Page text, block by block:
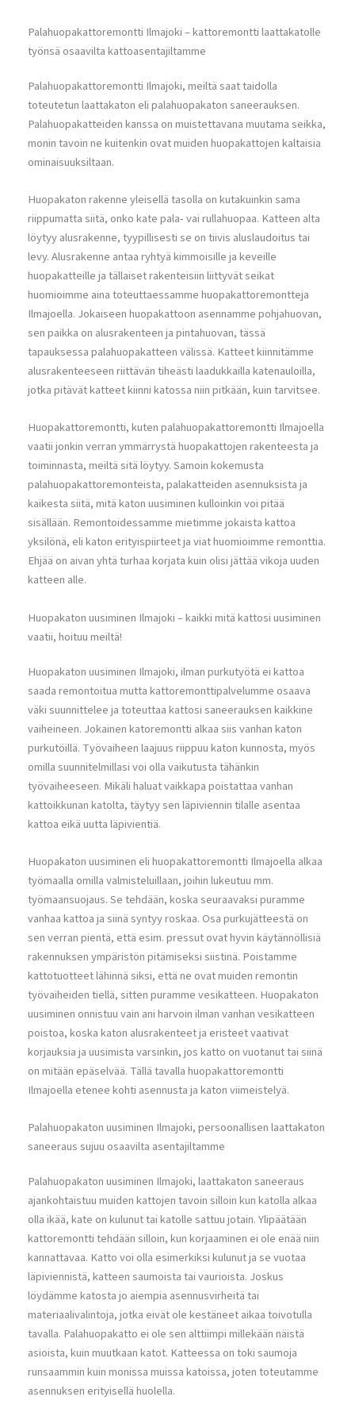
Palahuopakattoremontti Ilmajoki – kattoremontti laattakatolle
työnsä osaavilta kattoasentajiltamme
Palahuopakattoremontti Ilmajoki, meiltä saat taidolla
toteutetun laattakaton eli palahuopakaton saneerauksen.
Palahuopakatteiden kanssa on muistettavana muutama seikka,
monin tavoin ne kuitenkin ovat muiden huopakattojen kaltaisia
ominaisuuksiltaan.
Huopakaton rakenne yleisellä tasolla on kutakuinkin sama
riippumatta siitä, onko kate pala- vai rullahuopaa. Katteen alta
löytyy alusrakenne, tyypillisesti se on tiivis aluslaudoitus tai
levy. Alusrakenne antaa ryhtyä kimmoisille ja keveille
huopakatteille ja tällaiset rakenteisiin liittyvät seikat
huomioimme aina toteuttaessamme huopakattoremontteja
Ilmajoella. Jokaiseen huopakattoon asennamme pohjahuovan,
sen paikka on alusrakenteen ja pintahuovan, tässä
tapauksessa palahuopakatteen välissä. Katteet kiinnitämme
alusrakenteeseen riittävän tiheästi laadukkailla katenauloilla,
jotka pitävät katteet kiinni katossa niin pitkään, kuin tarvitsee.
Huopakattoremontti, kuten palahuopakattoremontti Ilmajoella
vaatii jonkin verran ymmärrystä huopakattojen rakenteesta ja
toiminnasta, meiltä sitä löytyy. Samoin kokemusta
palahuopakattoremonteista, palakatteiden asennuksista ja
kaikesta siitä, mitä katon uusiminen kulloinkin voi pitää
sisällään. Remontoidessamme mietimme jokaista kattoa
yksilönä, eli katon erityispiirteet ja viat huomioimme remonttia.
Ehjää on aivan yhtä turhaa korjata kuin olisi jättää vikoja uuden
katteen alle.
Huopakaton uusiminen Ilmajoki – kaikki mitä kattosi uusiminen
vaatii, hoituu meiltä!
Huopakaton uusiminen Ilmajoki, ilman purkutyötä ei kattoa
saada remontoitua mutta kattoremonttipalvelumme osaava
väki suunnittelee ja toteuttaa kattosi saneerauksen kaikkine
vaiheineen. Jokainen katoremontti alkaa siis vanhan katon
purkutöillä. Työvaiheen laajuus riippuu katon kunnosta, myös
omilla suunnitelmillasi voi olla vaikutusta tähänkin
työvaiheeseen. Mikäli haluat vaikkapa poistattaa vanhan
kattoikkunan katolta, täytyy sen läpiviennin tilalle asentaa
kattoa eikä uutta läpivientiä.
Huopakaton uusiminen eli huopakattoremontti Ilmajoella alkaa
työmaalla omilla valmisteluillaan, joihin lukeutuu mm.
työmaansuojaus. Se tehdään, koska seuraavaksi puramme
vanhaa kattoa ja siinä syntyy roskaa. Osa purkujätteestä on
sen verran pientä, että esim. pressut ovat hyvin käytännöllisiä
rakennuksen ympäristön pitämiseksi siistinä. Poistamme
kattotuotteet lähinnä siksi, että ne ovat muiden remontin
työvaiheiden tiellä, sitten puramme vesikatteen. Huopakaton
uusiminen onnistuu vain ani harvoin ilman vanhan vesikatteen
poistoa, koska katon alusrakenteet ja eristeet vaativat
korjauksia ja uusimista varsinkin, jos katto on vuotanut tai siinä
on mitään epäselvää. Tällä tavalla huopakattoremontti
Ilmajoella etenee kohti asennusta ja katon viimeistelyä.
Palahuopakaton uusiminen Ilmajoki, persoonallisen laattakaton
saneeraus sujuu osaavilta asentajiltamme
Palahuopakaton uusiminen Ilmajoki, laattakaton saneeraus
ajankohtaistuu muiden kattojen tavoin silloin kun katolla alkaa
olla ikää, kate on kulunut tai katolle sattuu jotain. Ylipäätään
kattoremontti tehdään silloin, kun korjaaminen ei ole enää niin
kannattavaa. Katto voi olla esimerkiksi kulunut ja se vuotaa
läpiviennistä, katteen saumoista tai vaurioista. Joskus
löydämme katosta jo aiempia asennusvirheitä tai
materiaalivalintoja, jotka eivät ole kestäneet aikaa toivotulla
tavalla. Palahuopakatto ei ole sen alttiimpi millekään näistä
asioista, kuin muutkaan katot. Katteessa on toki saumoja
runsaammin kuin monissa muissa katoissa, joten toteutamme
asennuksen erityisellä huolella.